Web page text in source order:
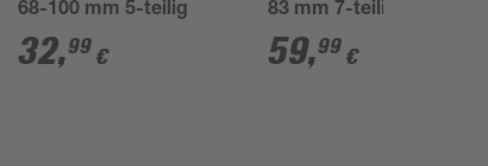
68-100 mm 5-teilig
32,99 €
83 mm 7-teilig
59,99 €